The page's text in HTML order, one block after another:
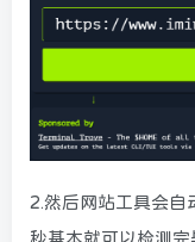
2.然后网站工具会自
秒基本就可以检测